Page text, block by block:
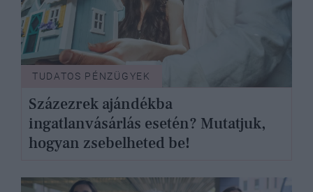
TUDATOS PÉNZÜGYEK
Százezrek ajándékba
ingatlanvásárlás esetén? Mutatjuk,
hogyan zsebelheted be!